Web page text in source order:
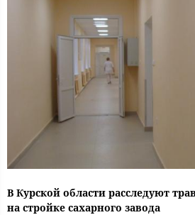
В Курской области расследуют
на стройке сахарного завода